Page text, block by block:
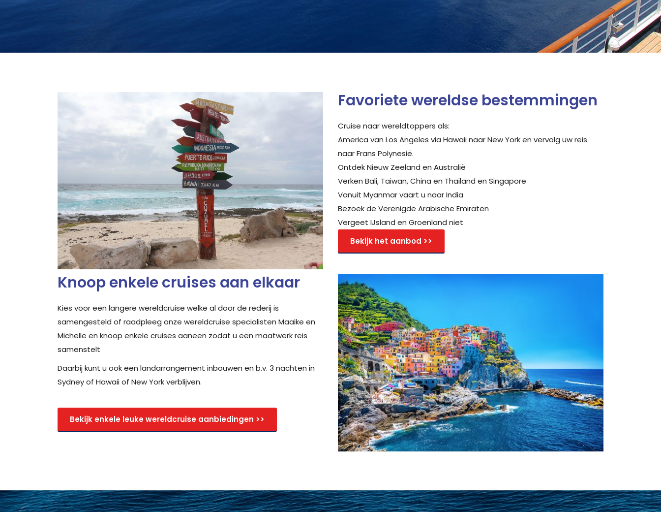
Favoriete wereldse bestemmingen
Cruise naar wereldtoppers als:
America van Los Angeles via Hawaii naar New York en vervolg uw reis
naar Frans Polynesië.
Ontdek Nieuw Zeeland en Australië
Verken Bali, Taiwan, China en Thailand en Singapore
Vanuit Myanmar vaart u naar India
Bezoek de Verenigde Arabische Emiraten
Vergeet IJsland en Groenland niet
Bekijk het aanbod >>
Knoop enkele cruises aan elkaar
Kies voor een langere wereldcruise welke al door de rederij is
samengesteld of raadpleeg onze wereldcruise specialisten Maaike en
Michelle en knoop enkele cruises aaneen zodat u een maatwerk reis
samenstelt
Daarbij kunt u ook een landarrangement inbouwen en b.v. 3 nachten in
Sydney of Hawaii of New York verblijven.
Bekijk enkele leuke wereldcruise aanbiedingen >>